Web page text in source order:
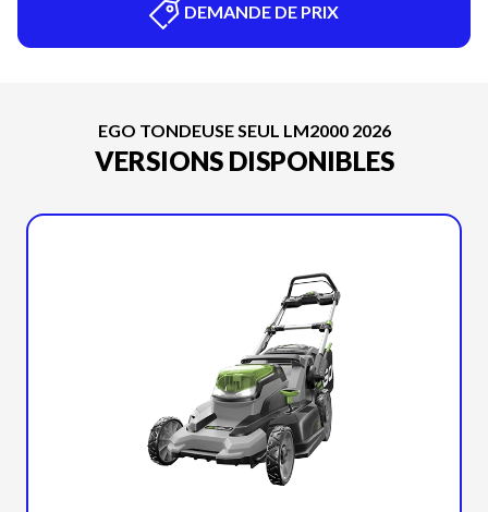
DEMANDE DE PRIX
EGO TONDEUSE SEUL LM2000 2026
VERSIONS DISPONIBLES